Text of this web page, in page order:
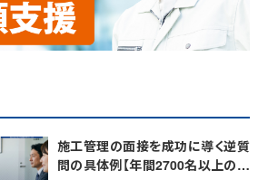
施工管理の面接を成功に導く逆質
問の具体例【年間2700名以上の施